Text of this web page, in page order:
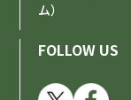
ム）
FOLLOW US